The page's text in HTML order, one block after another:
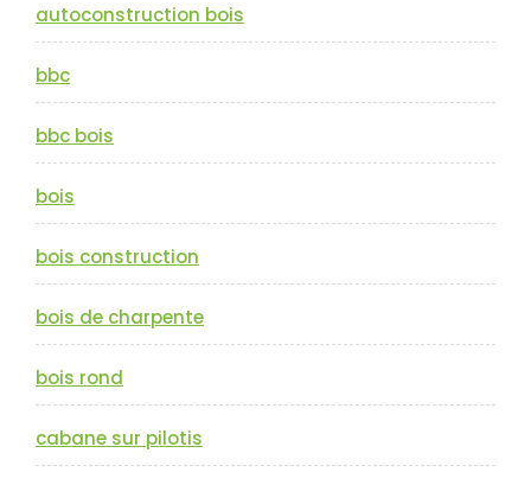
autoconstruction bois
bbc
bbc bois
bois
bois construction
bois de charpente
bois rond
cabane sur pilotis